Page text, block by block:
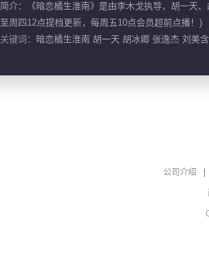
简介：《暗恋橘生淮南》是由李木戈执导，胡一天
至周四12点提档更新，每周五10点会员超前点播！)
关键词：
暗恋橘生淮南 胡一天 胡冰卿 张逸杰 刘美
公司介绍